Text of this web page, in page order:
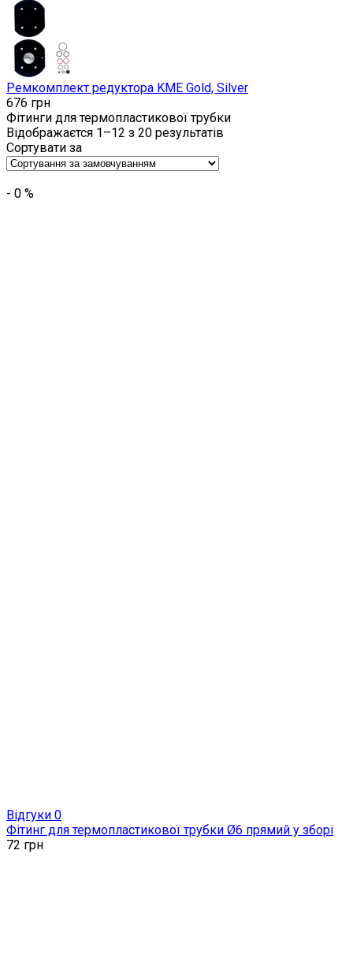
Ремкомплект редуктора KME Gold, Silver
676 грн
Фітинги для термопластикової трубки
Відображаєтся 1–12 з 20 результатів
Сортувати за
- 0 %
Відгуки 0
Фітинг для термопластикової трубки Ø6 прямий у зборі
72 грн